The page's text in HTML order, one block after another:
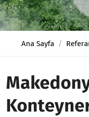
Ana Sayfa